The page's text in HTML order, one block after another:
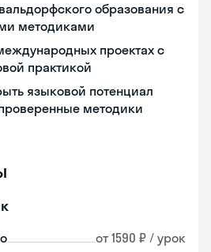
образования с
методиками
проектах с
практикой
языковой потенциал
методики
от 1590 ₽ / урок